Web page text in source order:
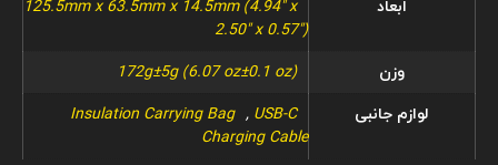
ابعاد
125.5mm x 63.5mm x 14.5mm (4.94" x
2.50" x 0.57")
وزن
172g±5g (6.07 oz±0.1 oz)
لوازم جانبی
Insulation Carrying Bag , USB-C
Charging Cable